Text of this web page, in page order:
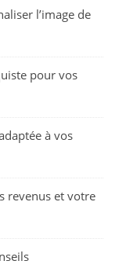
l’image de
pour vos
à vos
revenus et votre